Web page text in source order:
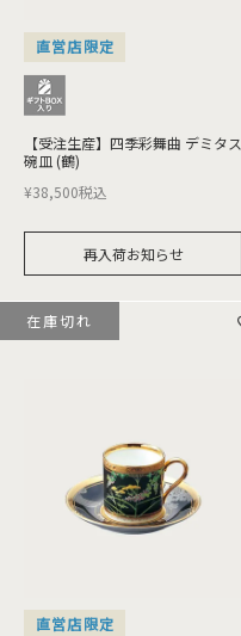
直営店限定
【受注生産】四季彩舞曲 デミタス
碗皿 (鶴)
¥38,500税込
再入荷お知らせ
直営店限定
在庫切れ